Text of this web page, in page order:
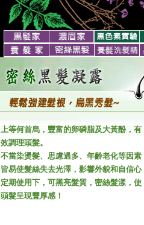
上等何首烏，豐富的卵磷脂及大黃酚，有
效調理頭髮。
不當染燙髮、思慮過多、年齡老化等因素
皆易使髮絲失去光澤，影響外貌和自信心
定期使用下，可黑亮髮質，密絲髮漾，使
頭髮呈現豐厚感！